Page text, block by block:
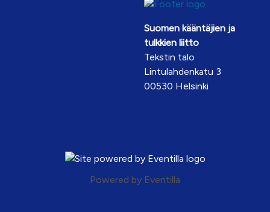
Suomen kääntäjien ja
tulkkien liitto
Tekstin talo
Lintulahdenkatu 3
00530 Helsinki
Powered by Eventilla